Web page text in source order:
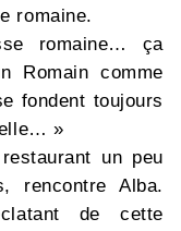
romaine.
romaine… ça
Romain comme
fondent toujours
»
un peu
rencontre Alba.
de cette